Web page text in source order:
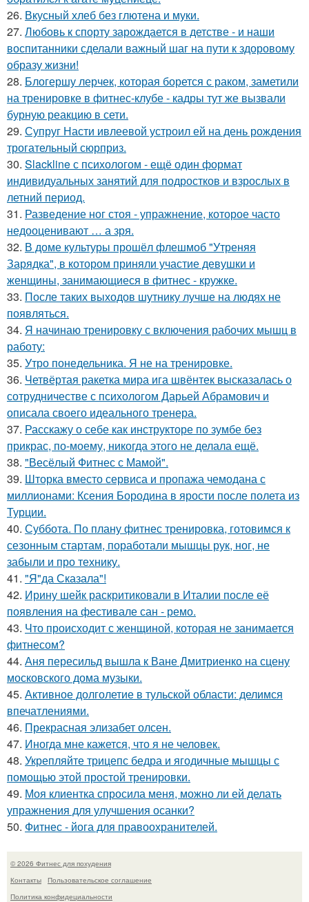
26. Вкусный хлеб без глютена и муки.
27. Любовь к спорту зарождается в детстве - и наши
воспитанники сделали важный шаг на пути к здоровому
образу жизни!
28. Блогершу лерчек, которая борется с раком, заметили
на тренировке в фитнес-клубе - кадры тут же вызвали
бурную реакцию в сети.
29. Супруг Насти ивлеевой устроил ей на день рождения
трогательный сюрприз.
30. Slackline с психологом - ещё один формат
индивидуальных занятий для подростков и взрослых в
летний период.
31. Разведение ног стоя - упражнение, которое часто
недооценивают … а зря.
32. В доме культуры прошёл флешмоб "Утреняя
Зарядка", в котором приняли участие девушки и
женщины, занимающиеся в фитнес - кружке.
33. После таких выходов шутнику лучше на людях не
появляться.
34. Я начинаю тренировку с включения рабочих мышц в
работу:
35. Утро понедельника. Я не на тренировке.
36. Четвёртая ракетка мира ига швёнтек высказалась о
сотрудничестве с психологом Дарьей Абрамович и
описала своего идеального тренера.
37. Расскажу о себе как инструкторе по зумбе без
прикрас, по-моему, никогда этого не делала ещё.
38. "Весёлый Фитнес с Мамой".
39. Шторка вместо сервиса и пропажа чемодана с
миллионами: Ксения Бородина в ярости после полета из
Турции.
40. Суббота. По плану фитнес тренировка, готовимся к
сезонным стартам, поработали мышцы рук, ног, не
забыли и про технику.
41. "Я"да Сказала"!
42. Ирину шейк раскритиковали в Италии после её
появления на фестивале сан - ремо.
43. Что происходит с женщиной, которая не занимается
фитнесом?
44. Аня пересильд вышла к Ване Дмитриенко на сцену
московского дома музыки.
45. Активное долголетие в тульской области: делимся
впечатлениями.
46. Прекрасная элизабет олсен.
47. Иногда мне кажется, что я не человек.
48. Укрепляйте трицепс бедра и ягодичные мышцы с
помощью этой простой тренировки.
49. Моя клиентка спросила меня, можно ли ей делать
упражнения для улучшения осанки?
50. Фитнес - йога для правоохранителей.
© 2026 Фитнес для похудения
Контакты
Пользовательское соглашение
Политика конфидециальности